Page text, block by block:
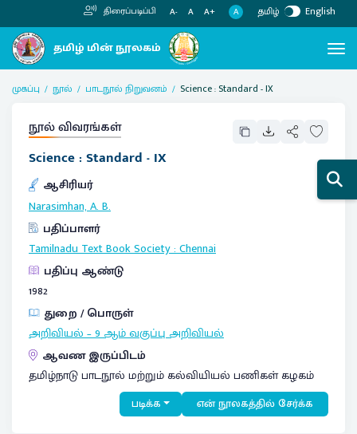
திரைப்படிப்பி A- A A+ A தமிழ் English
முகப்பு நூல் பாடநூல் நிறுவனம் Science : Standard - IX
நூல் விவரங்கள்
Science : Standard - IX
ஆசிரியர்
Narasimhan, A. B.
பதிப்பாளர்
Tamilnadu Text Book Society:Chennai
பதிப்பு ஆண்டு
1982
துறை / பொருள்
அறிவியல் – 9 ஆம் வகுப்பு அறிவியல்
ஆவண இருப்பிடம்
தமிழ்நாடு பாடநூல் மற்றும் கல்வியியல் பணிகள் கழகம்
படிக்க என் நூலகத்தில் சேர்க்க